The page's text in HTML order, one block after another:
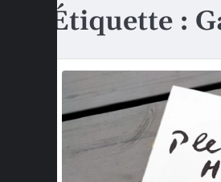
Étiquette :